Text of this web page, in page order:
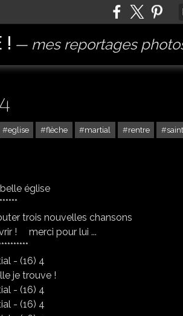
! mes reportages
eglise flèche martial rentre saint
église
trois nouvelles chansons
! merci pour lui ...
je trouve !